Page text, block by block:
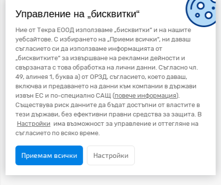
Управление на „бисквитки“
Ние от Текра ЕООД използваме „бисквитки“ и на нашите
уебсайтове. С избирането на „Приеми всички“, ни даваш
съгласието си да използваме информацията от
„бисквитките“ за извършване на рекламни дейности и
свързаната с това обработка на лични данни. Съгласно чл.
49, алинея 1, буква а) от ОРЗД, съгласието, което даваш,
включва и предаването на данни към компании в държави
извън ЕС и по-специално САЩ (повече информация).
Съществува риск данните да бъдат достъпни от властите в
тези държави, без ефективни правни средства за защита. В
Настройки има възможност за управление и оттегляне на
съгласието по всяко време.
Приемам всички Настройки